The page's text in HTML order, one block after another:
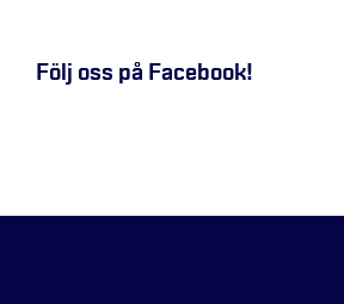
Följ oss på Facebook!